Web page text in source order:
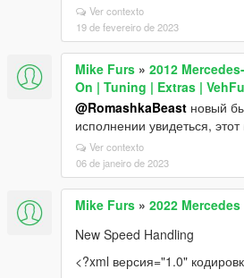
Ver contexto
19 de fevereiro de 2023
Mike Furs » 2012
On | Tuning | Extras |
@RomashkaBeast новый
исполнении увидеться,
Ver contexto
06 de janeiro de 2023
Mike Furs » 2022
New Speed Handling
<?xml версия="1.0"